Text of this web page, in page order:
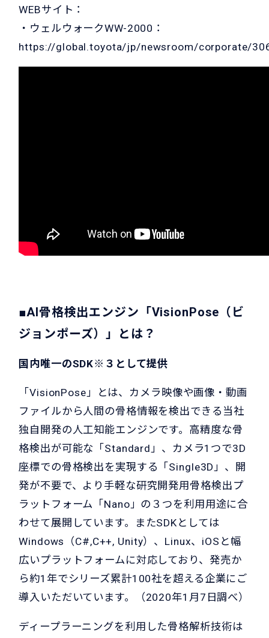
WEBサイト：
・ウェルウォークWW-2000：
https://global.toyota/jp/newsroom/corporate/
■AI骨格検出エンジン「VisionPose（ビ
ジョンポーズ）」とは？
国内唯一のSDK※３として提供
「VisionPose」とは、カメラ映像や画像・動画
ファイルから人間の骨格情報を検出できる当社
独自開発の人工知能エンジンです。高精度な骨
格検出が可能な「Standard」、カメラ1つで3D
座標での骨格検出を実現する「Single3D」、開
発が不要で、より手軽な研究開発用骨格検出プ
ラットフォーム「Nano」の３つを利用用途に合
わせて展開しています。またSDKとしては
Windows（C#,C++, Unity）、Linux、iOSと幅
広いプラットフォームに対応しており、発売か
ら約1年でシリーズ累計100社を超える企業にご
導入いただいています。（2020年1月7日調べ）
ディープラーニングを利用した骨格解析技術は